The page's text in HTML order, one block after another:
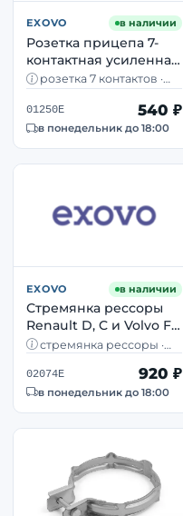
EXOVO в наличии
Розетка прицепа 7-
контактная усиленная
EXOVO 01250E металл
— MAN DAF Scania
розетка 7 контактов ·
металл · усиленная · MAN,
DAF, Scania, Volvo
01250E 540 ₽
в понедельник до 18:00
EXOVO в наличии
Стремянка рессоры
Renault D, C и Volvo FE
EXOVO 02074E, M20×1,5,
стремянка рессоры ·
двумя гайками · Renault D,
C, Volvo FE
02074E 920 ₽
в понедельник до 18:00